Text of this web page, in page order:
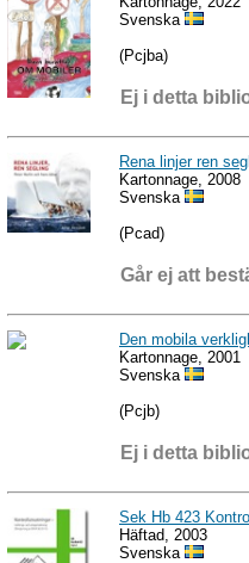
Svenska
(Pcjba)
Ej i detta
Rena linjer ren
Kartonnage, 2008
Svenska
(Pcad)
Går ej att
Den mobila
Kartonnage, 2001
Svenska
(Pcjb)
Ej i detta
Sek Hb 423
Häftad, 2003
Svenska